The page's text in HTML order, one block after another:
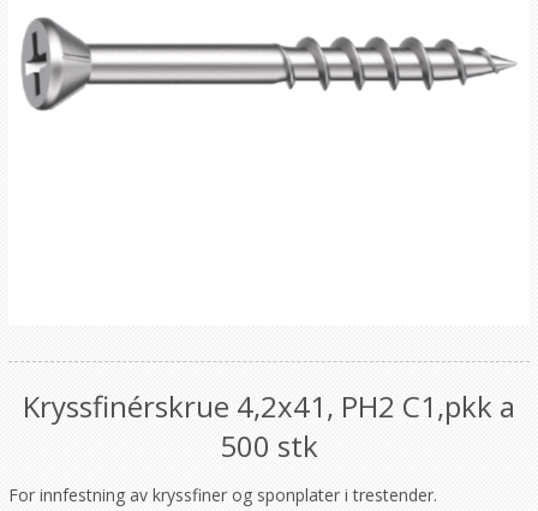
Kryssfinérskrue 4,2x41, PH2 C1,pkk a
500 stk
For innfestning av kryssfiner og sponplater i trestender.